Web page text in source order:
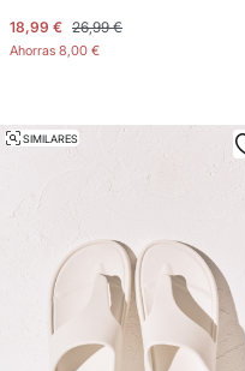
18,99 € 26,99 €
Ahorras 8,00 €
SIMILARES